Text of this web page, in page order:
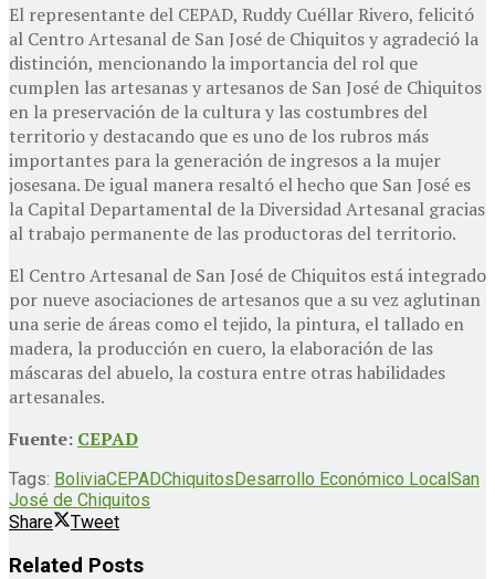
El representante del CEPAD, Ruddy Cuéllar Rivero, felicitó
al Centro Artesanal de San José de Chiquitos y agradeció la
distinción, mencionando la importancia del rol que
cumplen las artesanas y artesanos de San José de Chiquitos
en la preservación de la cultura y las costumbres del
territorio y destacando que es uno de los rubros más
importantes para la generación de ingresos a la mujer
josesana. De igual manera resaltó el hecho que San José es
la Capital Departamental de la Diversidad Artesanal gracias
al trabajo permanente de las productoras del territorio.
El Centro Artesanal de San José de Chiquitos está integrado
por nueve asociaciones de artesanos que a su vez aglutinan
una serie de áreas como el tejido, la pintura, el tallado en
madera, la producción en cuero, la elaboración de las
máscaras del abuelo, la costura entre otras habilidades
artesanales.
Fuente: CEPAD
Tags: BoliviaCEPADChiquitosDesarrollo Económico LocalSan
José de Chiquitos
Share
Tweet
Related Posts